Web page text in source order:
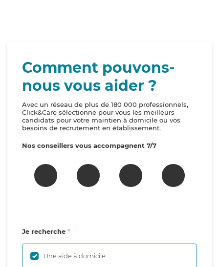
Comment pouvons-
nous vous aider ?
Avec un réseau de plus de 180 000 professionnels,
Click&Care sélectionne pour vous les meilleurs
candidats pour votre maintien à domicile ou vos
besoins de recrutement en établissement.
Nos conseillers vous accompagnent 7/7
Je recherche
Une aide à domicile